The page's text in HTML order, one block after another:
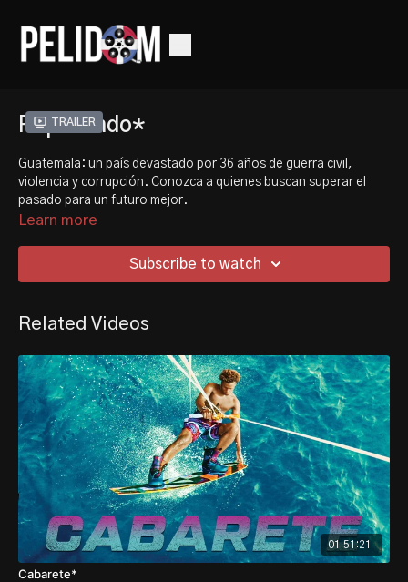
Trailer
Reparando*
Guatemala: un país devastado por 36 años de guerra civil,
violencia y corrupción. Conozca a quienes buscan superar el
pasado para un futuro mejor.
violence and corruption. Meet those who seek to overcome the
Learn more
Subscribe to watch
Related Videos
01:51:21
Cabarete*